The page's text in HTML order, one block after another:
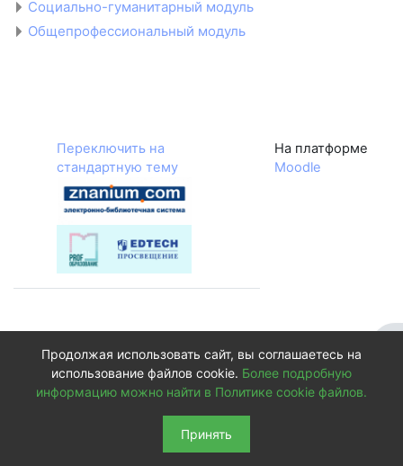
Социально-гуманитарный модуль
Общепрофессиональный модуль
Переключить на
стандартную тему
На платформе
Moodle
Продолжая использовать сайт, вы соглашаетесь на
использование файлов cookie. Более подробную
информацию можно найти в Политике cookie файлов.
Принять